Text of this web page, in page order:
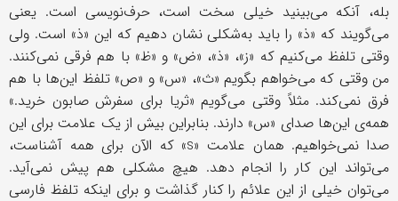
بله، آنکه می‌بینید خیلی سخت است، حرف‌نویسی است. یعنی
می‌گویند که «ذ» را باید به‌شکلی نشان دهیم که این «ذ» است. ولی
وقتی تلفظ می‌کنیم که «ز»، «ذ»، «ض» و «ظ» با هم فرقی نمی‌کنند.
من وقتی که می‌خواهم بگویم «ث»، «س» و «ص» تلفظ این‌ها با هم
فرق نمی‌کند. مثلاً وقتی می‌گویم «ثریا برای سفرش صابون خرید.»
همه‌ی این‌ها صدای «س» دارند. بنابراین بیش از یک علامت برای این
صدا نمی‌خواهیم. همان علامت «s» که الآن برای همه آشناست،
می‌تواند این کار را انجام دهد. هیچ مشکلی هم پیش نمی‌آید.
می‌توان خیلی از این علائم را کنار گذاشت و برای اینکه تلفظ فارسی